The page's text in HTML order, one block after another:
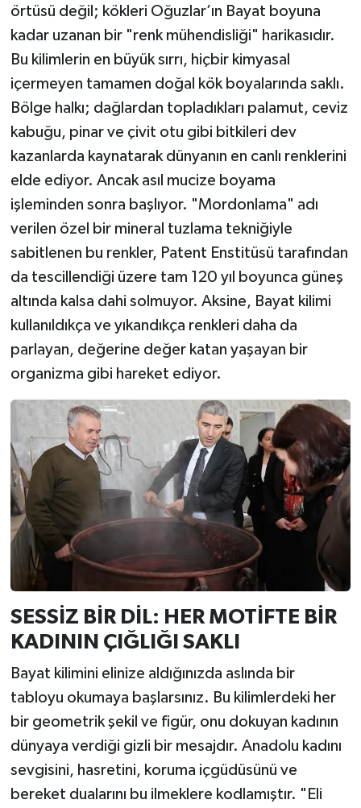
örtüsü değil; kökleri Oğuzlar’ın Bayat boyuna
kadar uzanan bir "renk mühendisliği" harikasıdır.
Bu kilimlerin en büyük sırrı, hiçbir kimyasal
içermeyen tamamen doğal kök boyalarında saklı.
Bölge halkı; dağlardan topladıkları palamut, ceviz
kabuğu, pinar ve çivit otu gibi bitkileri dev
kazanlarda kaynatarak dünyanın en canlı renklerini
elde ediyor. Ancak asıl mucize boyama
işleminden sonra başlıyor. "Mordonlama" adı
verilen özel bir mineral tuzlama tekniğiyle
sabitlenen bu renkler, Patent Enstitüsü tarafından
da tescillendiği üzere tam 120 yıl boyunca güneş
altında kalsa dahi solmuyor. Aksine, Bayat kilimi
kullanıldıkça ve yıkandıkça renkleri daha da
parlayan, değerine değer katan yaşayan bir
organizma gibi hareket ediyor.
SESSİZ BİR DİL: HER MOTİFTE BİR
KADININ ÇIĞLIĞI SAKLI
Bayat kilimini elinize aldığınızda aslında bir
tabloyu okumaya başlarsınız. Bu kilimlerdeki her
bir geometrik şekil ve figür, onu dokuyan kadının
dünyaya verdiği gizli bir mesajdır. Anadolu kadını
sevgisini, hasretini, koruma içgüdüsünü ve
bereket dualarını bu ilmeklere kodlamıştır. "Eli